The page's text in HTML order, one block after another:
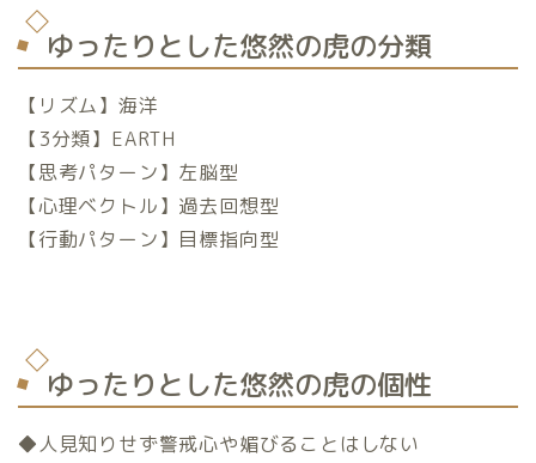
ゆったりとした悠然の虎の分類
【リズム】海洋
【3分類】EARTH
【思考パターン】左脳型
【心理ベクトル】過去回想型
【行動パターン】目標指向型
ゆったりとした悠然の虎の個性
◆人見知りせず警戒心や媚びることはしない